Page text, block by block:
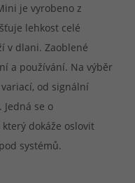
je vyrobeno z
lehkost celé
v dlani. Zaoblené
a používání. Na výběr
od signální
se o
dokáže oslovit
systémů.